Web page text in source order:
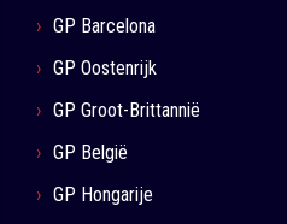
GP Barcelona
GP Oostenrijk
GP Groot-Brittannië
GP België
GP Hongarije